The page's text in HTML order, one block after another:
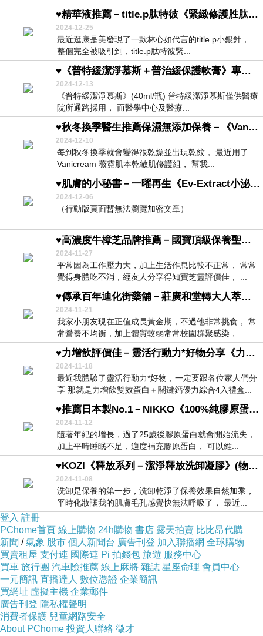
♥精華液推薦－title.p肽特彼《緊緻修護胜肽精華》♥
2024-12-25
最近逛康是美發現了一款林心如代言的title.p小銀針，
整個完全被吸引到，title.p肽特彼緊...
♥《普特緩潔淨慕斯＋普治緩保護軟膏》專為敏感肌日常護理而設計♥
2024-12-13
《普特緩潔淨慕斯》(40ml/瓶) 普特緩潔淨慕斯僅供醫療
院所通路採用， 而醫學中心及醫療...
♥秋冬換季醫生推薦保濕無添加保養－《Vanicream 薇霓肌本乾敏肌修護組》♥
2024-12-10
每到秋冬換季就會變得很乾燥並出現乾紋， 最近用了
Vanicream 薇霓肌本乾敏肌修護組， 幫我...
♥肌膚的小秘書－一曜再生《Ev-Extract小泌素微晶精萃》♥
2024-12-06
（行動版頁面暫無法瀏覽加密文章）
♥高濃度牛樟芝品牌推薦－國寶頂級保養聖品：寶芝靈《牛樟椴木子實體晶萃》評價佳♥
2024-11-27
平常因為工作壓力大，加上生活作息比較不正常， 常常
覺得身體吃不消，經友人分享得知寶芝靈評價佳， ...
♥傳承百年迪化街藥舖－莊廣和堂轉大人萃滴精－莊淑旂博士首創《少男呈龍萃滴精》♥
2024-11-21
我家小朋友現在正值成長黃金期，不過他非常挑食， 常
常營養不均衡，加上體質較弱常常校園群聚感染， ...
♥力增飲評價佳－靈活行動力*好物分享《力增飲高鈣/高蛋白營養品開箱》♥
2024-11-18
最近我體驗了靈活行動力*好物，一定要跟各位家人們分
享 那就是力增飲雙效蛋白＋關鍵鈣優力綜合4入禮盒...
♥推薦日本製No.1－NiKKO《100%純膠原蛋白PO•OG胜肽粉》♥
2024-11-12
隨著年紀的增長，過了25歲後膠原蛋白就會開始流失，
加上平時睡眠不足，適度補充膠原蛋白， 可以維...
♥KOZI《釋放系列－潔淨釋放洗卸凝膠》(物理性卸妝)洗卸凝膠開箱♥
2024-11-08
洗卸是保養的第一步，洗卸乾淨了保養效果自然加乘，
平時化妝讓我的肌膚毛孔感覺快無法呼吸了， 最近...
登入 註冊
PChome首頁 線上購物 24h購物 書店 露天拍賣 比比昂代購
新聞 /氣象 股市 個人新聞台 廣告刊登 加入聯播網 全球購物
買賣租屋 支付連 國際連 Pi 拍錢包 旅遊 服務中心
買車 旅行團 汽車險推薦 線上麻將 雜誌 星座命理 會員中心
一元簡訊 直播達人 數位憑證 企業簡訊
買網址 虛擬主機 企業郵件
廣告刊登 隱私權聲明
消費者保護 兒童網路安全
About PChome 投資人聯絡 徵才